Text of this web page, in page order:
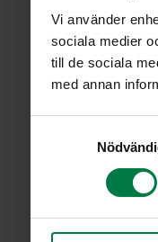
Vi använder
sociala medier
till de sociala
med annan